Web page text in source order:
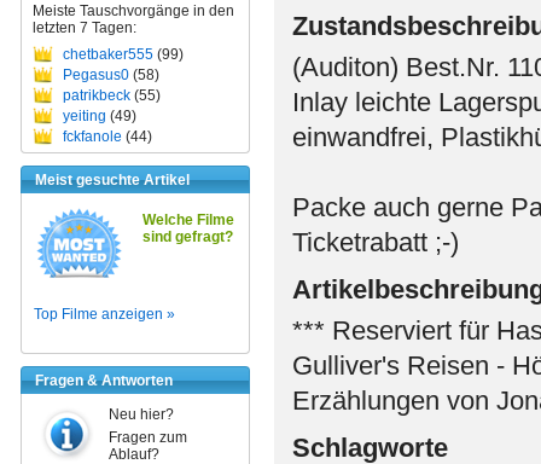
Meiste Tauschvorgänge in den
letzten 7 Tagen:
chetbaker555 (99)
Pegasus0 (58)
patrikbeck (55)
yeiting (49)
fckfanole (44)
Meist gesuchte Artikel
Welche Filme
sind gefragt?
Top Filme anzeigen »
Fragen & Antworten
Neu hier?
Fragen zum
Ablauf?
(Auditon) Best.Nr.
Inlay leichte
einwandfrei,
Packe auch gerne
Ticketrabatt ;-)
*** Reserviert für
Gulliver's Reisen -
Erzählungen von
Schlagworte